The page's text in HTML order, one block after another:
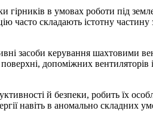
гірників в умовах роботи під
часто складають істотну
засоби керування шахтовими
допоміжних
й безпеки, робить їх
навіть в аномально складних